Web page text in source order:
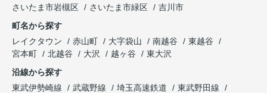
さいたま市岩槻区
さいたま市緑区
吉川市
町名から探す
レイクタウン
赤山町 大字袋山 南越谷
東越谷
宮本町
北越谷 大沢 越ヶ谷
東大沢
沿線から探す
東武伊勢崎線
武蔵野線 埼玉高速鉄道
東武野田線